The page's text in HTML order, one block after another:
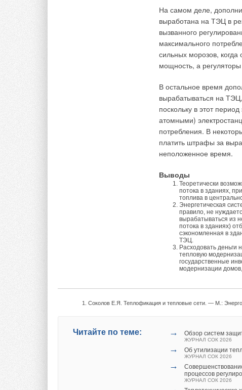
На самом деле,
выработана на ТЭЦ в
вызванного
максимального
сильных морозов,
мощность, а регуляторы
В остальное время
вырабатываться на
поскольку в этот
атомными)
потребления. В
платить штрафы за
неположенное время.
Выводы
Теоретически
потока в зданиях,
топлива в
Энергетическая
правило, не
вырабатываться из
потока в зданиях)
сэкономленная в
ТЭЦ.
Расходовать деньги
тепловую
государственные
модернизации
Соколов Е.Я. Теплофикация и тепловые сети. — М.:
Читайте по теме: → Обзор систем
ЖУРНАЛ СОК 2026
→ Об утилизации
ЖУРНАЛ СОК 2026
→
процессов
ЖУРНАЛ СОК 2026
разработанный
когда возникает сомне
удовлетворяет
В таких случаях можно
несоответствия через
предписаний, несмотря
оборудования, можно
установлено определен
условиях можно располо
Причины
к стране
выбирается орган,
когда сертифициро
материалов стала хо
сертификации и
Согласно
способен выдержать
железобетонной балки
сечения бетонной
Правильность установки
на строительство),
Применительно к
дело с
громоздкости оно
устройств отвода
сертификации газового